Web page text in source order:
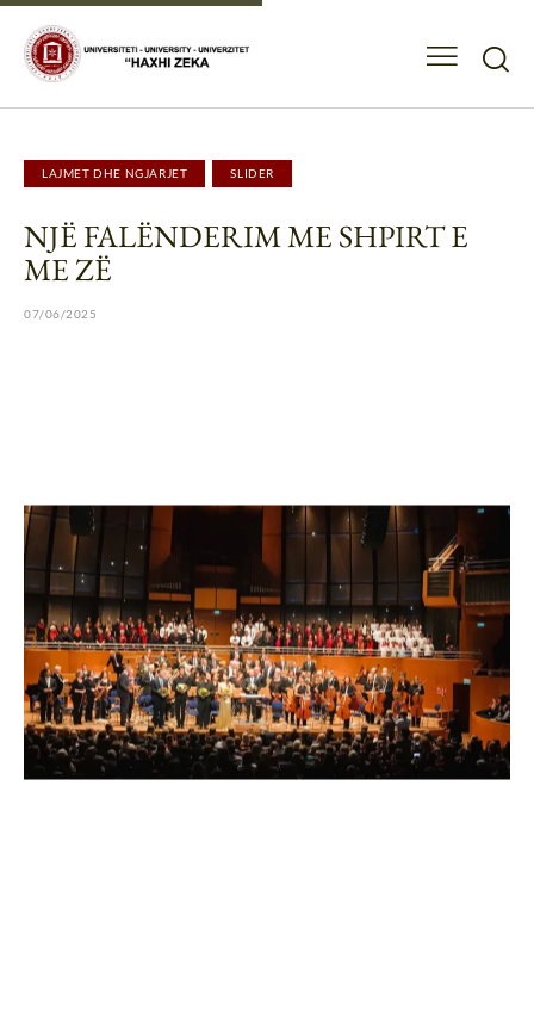
LAJMET DHE NGJARJET SLIDER
NJË FALËNDERIM ME SHPIRT E
ME ZË
07/06/2025